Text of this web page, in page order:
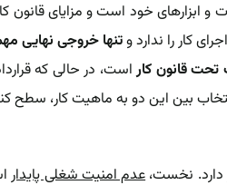
و ابزارهای خود است و مزایای قانون
کار را ندارد وتنها خروجی نهایی
قانون کاراست، در حالی که
بین این دو به ماهیت کار، سطح
دارد. نخست،عدم امنیت شغلی پایدار